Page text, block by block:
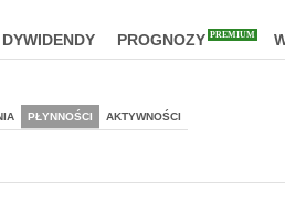
DYWIDENDY PROGNOZY PREMIUM
PŁYNNOŚCI AKTYWNOŚCI